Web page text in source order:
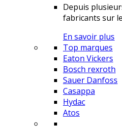
Depuis
fabricants sur
En savoir plus
Top marques
Eaton Vickers
Bosch rexroth
Sauer Danfoss
Casappa
Hydac
Atos